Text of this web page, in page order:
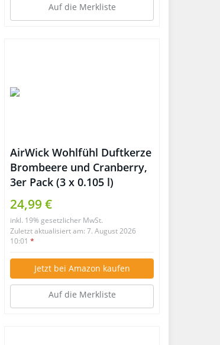
Auf die Merkliste
AirWick Wohlfühl Duftkerze
Brombeere und Cranberry,
3er Pack (3 x 0.105 l)
24,99 €
inkl. 19% gesetzlicher MwSt.
Zuletzt aktualisiert am: 7. August 2026
10:01*
Jetzt bei Amazon kaufen
Auf die Merkliste